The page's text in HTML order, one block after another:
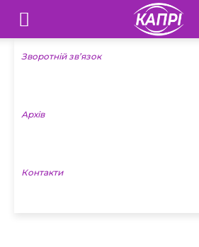
Телебачення
«Капрі»
Новини
Зворотній зв’язок
Архів
Контакти